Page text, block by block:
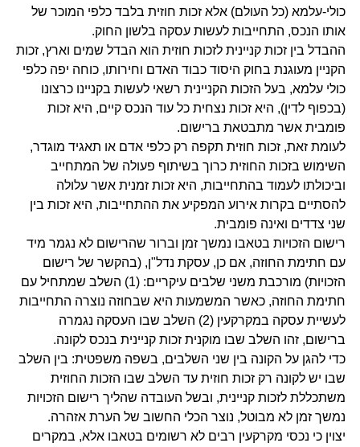
כולי-עלמא (כל העולם) אלא זכות חוזית בלבד כלפי המוכר של
אותו הנכס, התחייבות לעשות עסקה בלשון החוק.
ההבדל בין זכות קניינית לזכות חוזית הוא הבדל שמים וארץ, זכות
הקניין מעוגנת בחוק היסוד כבוד האדם וחירותו, כוחה יפה כלפי
כולי עלמא, בעל הזכות הקניינית רשאי לעשות בקניינו כרצונו
(בכפוף לדין), היא זכות נצחית כל עוד הנכס קיים, היא זכות
פומבית אשר מתבטאת ברישום.
לעומת זאת, זכות חוזית תקפה רק כלפי אדם או תאגיד מוגדר,
השימוש בזכות החוזית כרוך בשיתוף פעולה של המתחייב
וביכולתו לעמוד בהתחייבות, היא זכות זמנית אשר עלולה
להסתיים בקרות אירוע המפקיע את ההתחייבות, היא זכות בין
שני צדדים ואינה פומבית.
רישום הזכויות בטאבו נמשך זמן וברור שהרישום לא נגמר מיד
עם חתימת החוזה, אם כן, עסקת נדל"ן, (בהקשר של רישום
הזכויות) מורכבת משני שלבים עיקריים: (1) השלב שמתחיל עם
חתימת החוזה, כאשר המשמעות היא שבחוזה נוצרה התחייבות
לעשיית עסקה במקרקעין (2) השלב שבו העסקה נגמרה
ברישום, זהו השלב שבו מוקנית זכות קניינית בנכס לקונה.
כדי להגן על הקונה בין שני השלבים, בשפה משפטית: בין השלב
שבו יש לקונה רק זכות חוזית עד השלב שבו הזכות החוזית
משתכללת לזכות קניינית, ובשל העובדה שהליך רישום הזכויות
נמשך זמן לא מבוטל, נוצר הכלי החשוב של הערת אזהרה.
יצוין כי נכסי מקרקעין רבים לא רשומים בטאבו אלא, במקרים